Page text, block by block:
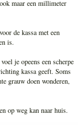
maar een millimeter
de kassa met een
is.
je opeens een scherpe
kassa geeft. Soms
grauw doen wonderen,
op weg kan naar huis.